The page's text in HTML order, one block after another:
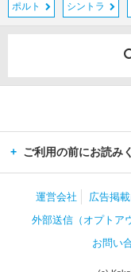
ポルト シントラ
ご利用の前にお読み
運営会社 広告掲
外部送信（オプトア
お問い